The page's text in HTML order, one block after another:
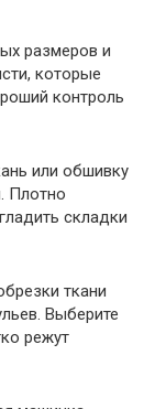
размеров и
которые
контроль
или обшивку
Плотно
складки
ткани
Выберите
режут